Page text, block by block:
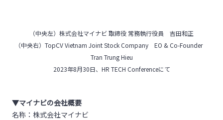
（中央左）株式会社マイナビ 取締役 常務執行役員 吉田和正
（中央右）TopCV Vietnam Joint Stock Company EO & Co-Founder
Tran Trung Hieu
2023年8月30日、HR TECH Conferenceにて
▼マイナビの会社概要
名称：株式会社マイナビ